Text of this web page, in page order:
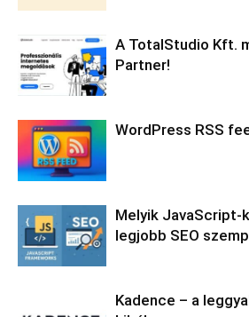
A TotalStudio Kft.
Partner!
WordPress RSS
Melyik JavaScript-
legjobb SEO
Kadence – a